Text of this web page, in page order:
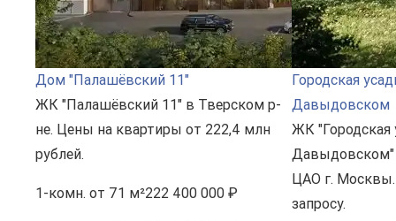
Дом "Палашёвский 11"
ЖК "Палашёвский 11" в Тверском р-
не. Цены на квартиры от 222,4 млн
рублей.
1-комн. от 71 м²222 400 000 ₽
Городская
Давыдовском
ЖК "Городская
Давыдовском"
ЦАО г. Москвы.
запросу.